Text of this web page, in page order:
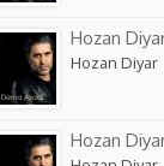
Hozan
Hozan Diyar
Hozan